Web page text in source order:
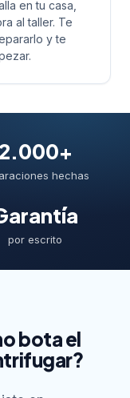
en tu casa,
al taller. Te
y te
2.000+
hechas
por escrito
bota el